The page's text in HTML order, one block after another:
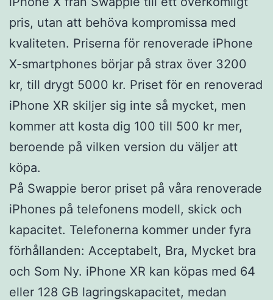
pris, utan att behöva kompromissa med
kvaliteten. Priserna för renoverade iPhone
X-smartphones börjar på strax över 3200
kr, till drygt 5000 kr. Priset för en renoverad
iPhone XR skiljer sig inte så mycket, men
kommer att kosta dig 100 till 500 kr mer,
beroende på vilken version du väljer att
köpa.
På Swappie beror priset på våra renoverade
iPhones på telefonens modell, skick och
kapacitet. Telefonerna kommer under fyra
förhållanden: Acceptabelt, Bra, Mycket bra
och Som Ny. iPhone XR kan köpas med 64
eller 128 GB lagringskapacitet, medan